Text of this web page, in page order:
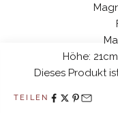
Höhe:
Dieses Produkt
TEILEN
10%